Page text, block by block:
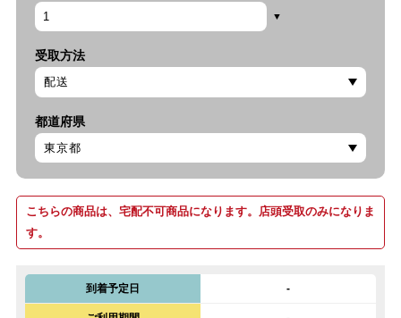
受取方法
都道府県
こちらの商品は、宅配不可商品になります。店頭受取のみになりま
す。
到着予定日 -